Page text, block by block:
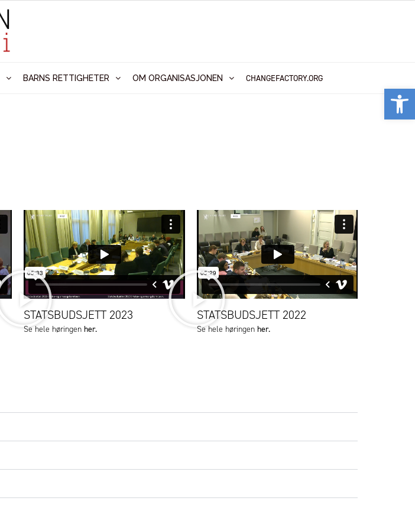
BARNS RETTIGHETER OM ORGANISASJONEN CHANGEFACTORY.ORG
STATSBUDSJETT 2023
Se hele høringen her.
STATSBUDSJETT 2022
Se hele høringen her.